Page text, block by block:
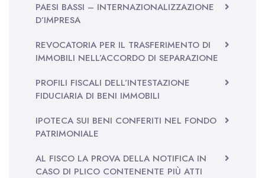
PAESI BASSI – INTERNAZIONALIZZAZIONE
D’IMPRESA
REVOCATORIA PER IL TRASFERIMENTO DI
IMMOBILI NELL’ACCORDO DI SEPARAZIONE
PROFILI FISCALI DELL’INTESTAZIONE
FIDUCIARIA DI BENI IMMOBILI
IPOTECA SUI BENI CONFERITI NEL FONDO
PATRIMONIALE
AL FISCO LA PROVA DELLA NOTIFICA IN
CASO DI PLICO CONTENENTE PIÙ ATTI